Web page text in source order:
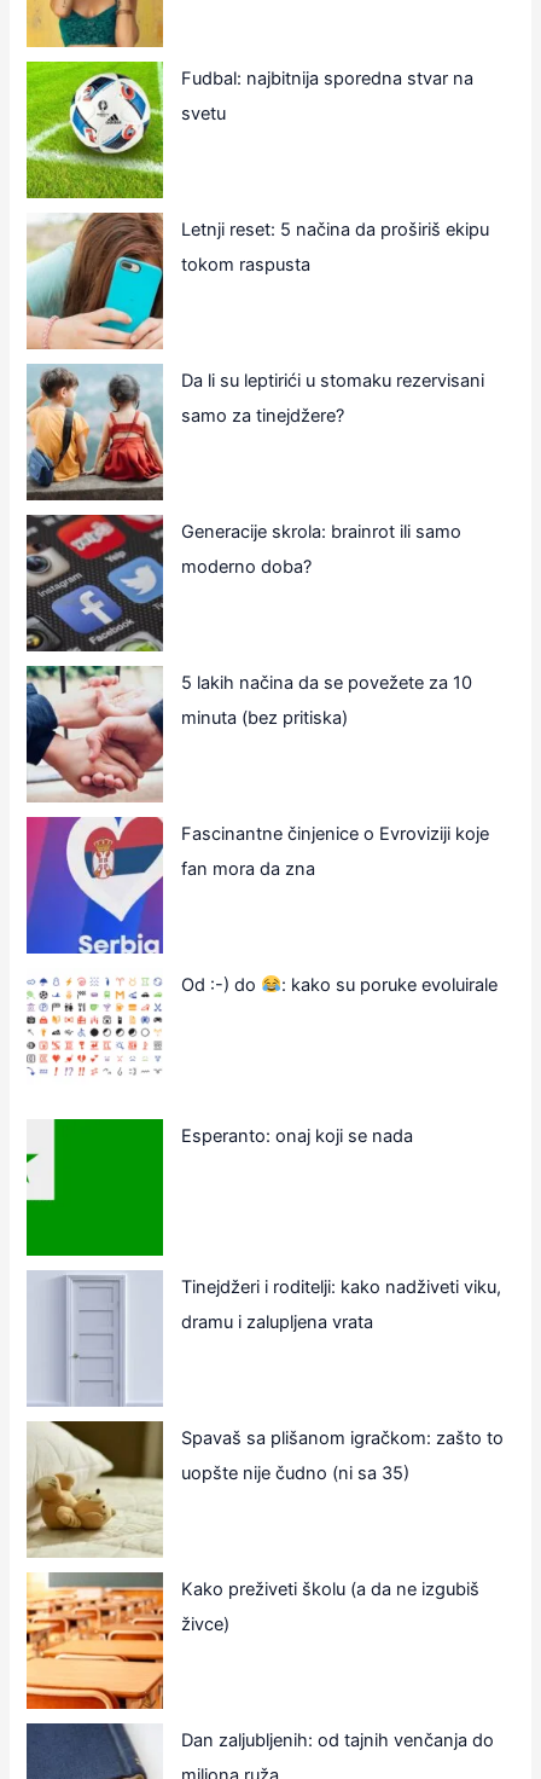
Fudbal: najbitnija sporedna stvar na
svetu
Letnji reset: 5 načina da proširiš ekipu
tokom raspusta
Da li su leptirići u stomaku rezervisani
samo za tinejdžere?
Generacije skrola: brainrot ili samo
moderno doba?
5 lakih načina da se povežete za 10
minuta (bez pritiska)
Fascinantne činjenice o Evroviziji koje
fan mora da zna
Od :-) do : kako su poruke evoluirale
Esperanto: onaj koji se nada
Tinejdžeri i roditelji: kako nadživeti viku,
dramu i zalupljena vrata
Spavaš sa plišanom igračkom: zašto to
uopšte nije čudno (ni sa 35)
Kako preživeti školu (a da ne izgubiš
živce)
Dan zaljubljenih: od tajnih venčanja do